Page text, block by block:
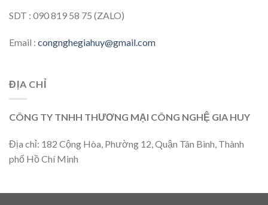
SDT : 090 819 58 75 (ZALO)
Email : congnghegiahuy@gmail.com
ĐỊA CHỈ
CÔNG TY TNHH THƯƠNG MẠI CÔNG NGHỆ GIA HUY
Địa chỉ: 182 Cộng Hòa, Phường 12, Quận Tân Bình, Thành
phố Hồ Chí Minh